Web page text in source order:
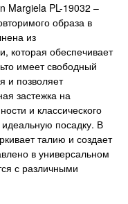
Margiela PL-19032 –
образа в
из
которая обеспечивает
имеет свободный
и позволяет
застежка на
и классического
посадку. В
талию и создает
в универсальном
с различными